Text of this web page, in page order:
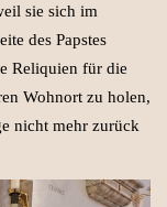
sie sich im
des Papstes
Reliquien für die
Wohnort zu holen,
nicht mehr zurück